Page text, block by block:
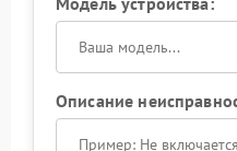
Описание